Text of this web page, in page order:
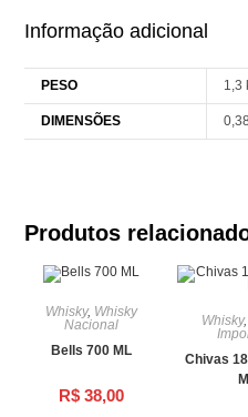
Informação adicional
PESO 1,3
DIMENSÕES
Produtos
Whisky, Whisky
Nacional
Bells 700 ML
R$ 38,00
Whisky,
Chivas